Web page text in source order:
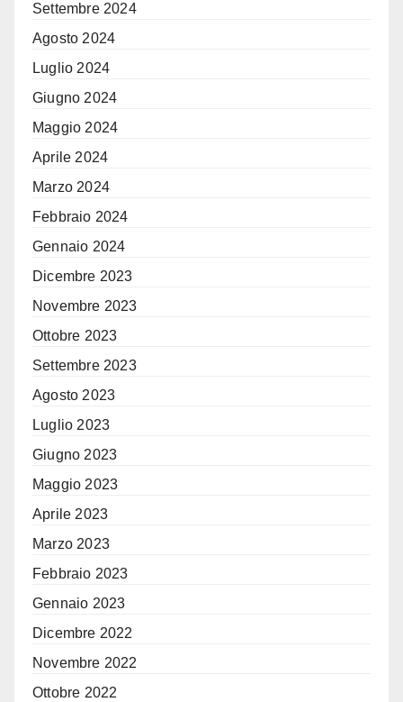
Settembre 2024
Agosto 2024
Luglio 2024
Giugno 2024
Maggio 2024
Aprile 2024
Marzo 2024
Febbraio 2024
Gennaio 2024
Dicembre 2023
Novembre 2023
Ottobre 2023
Settembre 2023
Agosto 2023
Luglio 2023
Giugno 2023
Maggio 2023
Aprile 2023
Marzo 2023
Febbraio 2023
Gennaio 2023
Dicembre 2022
Novembre 2022
Ottobre 2022